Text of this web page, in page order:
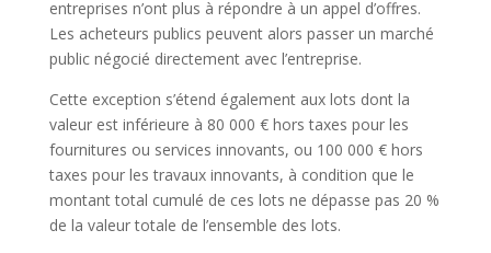
entreprises n’ont plus à répondre à un appel d’offres.
Les acheteurs publics peuvent alors passer un marché
public négocié directement avec l’entreprise.
Cette exception s’étend également aux lots dont la
valeur est inférieure à 80 000 € hors taxes pour les
fournitures ou services innovants, ou 100 000 € hors
taxes pour les travaux innovants, à condition que le
montant total cumulé de ces lots ne dépasse pas 20 %
de la valeur totale de l’ensemble des lots.